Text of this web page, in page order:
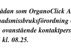
som OrganoClick
kl. 08.25.